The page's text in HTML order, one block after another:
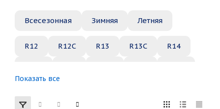
Всесезонная Зимняя Летняя
R12 R12C R13 R13C R14
Показать все